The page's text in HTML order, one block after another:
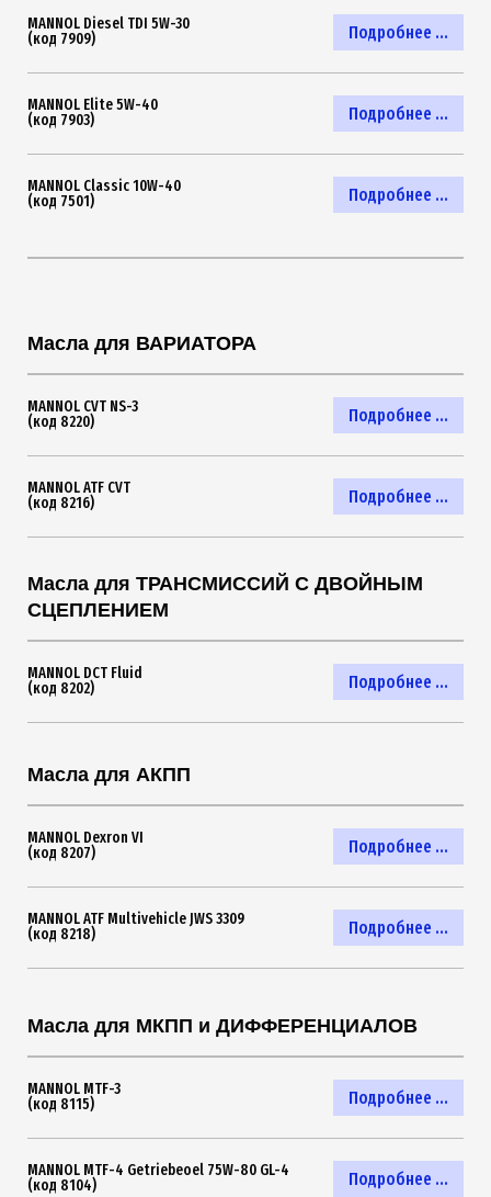
Подробнее ...
MANNOL Diesel TDI 5W-30
(код 7909)
Подробнее ...
MANNOL Elite 5W-40
(код 7903)
Подробнее ...
MANNOL Classic 10W-40
(код 7501)
Масла для ВАРИАТОРА
Подробнее ...
MANNOL CVT NS-3
(код 8220)
Подробнее ...
MANNOL ATF CVT
(код 8216)
Масла для ТРАНСМИССИЙ С ДВОЙНЫМ
СЦЕПЛЕНИЕМ
Подробнее ...
MANNOL DCT Fluid
(код 8202)
Масла для АКПП
Подробнее ...
MANNOL Dexron VI
(код 8207)
Подробнее ...
MANNOL ATF Multivehicle JWS 3309
(код 8218)
Масла для МКПП и ДИФФЕРЕНЦИАЛОВ
Подробнее ...
MANNOL MTF-3
(код 8115)
Подробнее ...
MANNOL MTF-4 Getriebeoel 75W-80 GL-4
(код 8104)